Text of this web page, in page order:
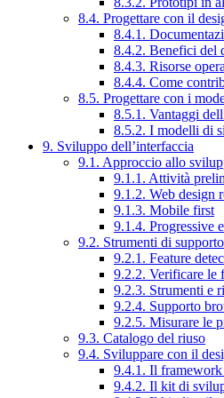
8.4. Progettare con il
8.4.1.
8.4.2. Benefici del
8.4.3. Risorse
8.4.4. Come
8.5. Progettare con i
8.5.1. Vantaggi
8.5.2. I modelli di
9. Sviluppo dell’interfaccia
9.1. Approccio allo
9.1.1. Attività
9.1.2. Web design
9.1.3. Mobile first
9.1.4. Progressive
9.2. Strumenti di
9.2.1. Feature
9.2.2. Verificare le
9.2.3. Strumenti e
9.2.4. Supporto
9.2.5. Misurare le
9.3. Catalogo del riuso
9.4. Sviluppare con il
9.4.1. Il
9.4.2. Il kit di